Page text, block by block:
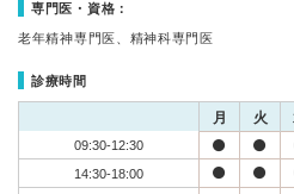
専門医・資格：
老年精神専門医、精神科専門医
診療時間
月 火
09:30-12:30
14:30-18:00